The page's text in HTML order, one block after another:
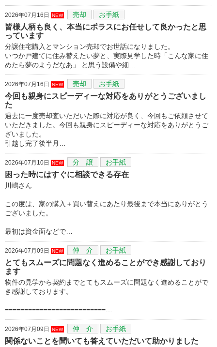
2026年07月16日 NEW 売却 お手紙
皆様人柄も良く、本当にポラスにお任せして良かったと思
っています
分譲住宅購入とマンション売却でお世話になりました。
いつか戸建てに住み替えたい夢と、実際見学した時「こんな家に住
めたら夢のようだなあ」 と思う設備や細…
2026年07月16日 NEW 売却 お手紙
今回も親身にスピーディーな対応をありがとうございまし
た
過去に一度売却査いただいた際に対応が良く、今回もご依頼させて
いただきました。今回も親身にスピーディーな対応をありがとうご
ざいました。
引越し完了後半月…
2026年07月10日 NEW 分 譲 お手紙
困った時にはすぐに相談できる存在
川嶋さん
この度は、家の購入＋買い替えにあたり最後まで本当にありがとう
ございました。
最初は資金面などで…
2026年07月09日 NEW 仲 介 お手紙
とてもスムーズに問題なく進めることができ感謝しており
ます
物件の見学から契約までとてもスムーズに問題なく進めることがで
き感謝しております。
==========================…
2026年07月09日 NEW 仲 介 お手紙
関係ないことを聞いても答えていただいて助かりました